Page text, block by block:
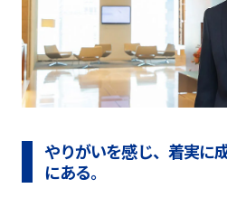
やりがいを感じ、着実に
にある。